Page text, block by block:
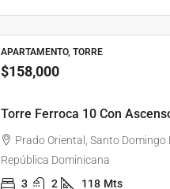
APARTAMENTO, TORRE
$158,000
Torre Ferroca 10 Con
Prado Oriental, Santo Domingo
República Dominicana
3
2 118 Mts